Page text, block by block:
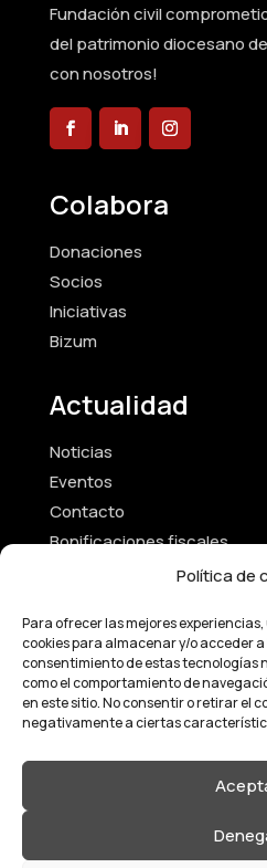
Política de
Para ofrecer las mejores
cookies para almacenar y/o acceder
consentimiento de estas tecnologías
como el comportamiento de
en este sitio. No consentir o retirar el
negativamente a ciertas
Fundación civil
del patrimonio diocesano
con nosotros!
Colabora
Donaciones
Socios
Iniciativas
Bizum
Actualidad
Noticias
Eventos
Contacto
Bonificaciones fiscales
Aviso Legal
Política de Privacidad
Términos y Condiciones